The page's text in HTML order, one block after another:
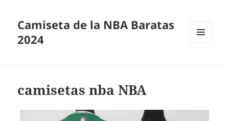
Camiseta de la NBA Baratas
2024
camisetas nba NBA